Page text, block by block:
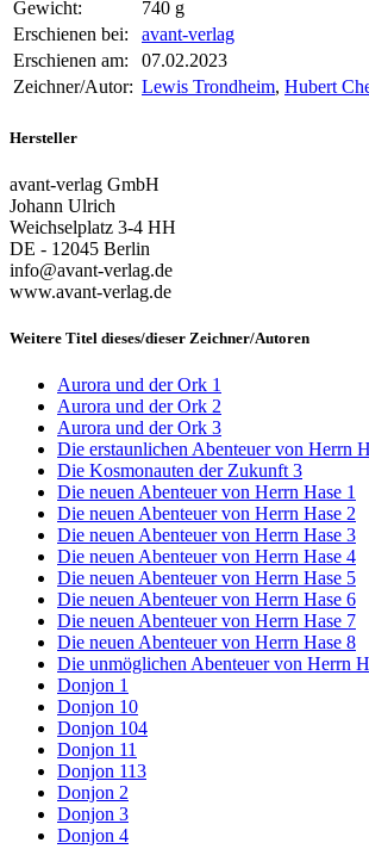
Gewicht:
740 g
Erschienen bei:
avant-verlag
Erschienen am:
07.02.2023
Zeichner/Autor: Lewis Trondheim, Hubert
Hersteller
avant-verlag GmbH
Johann Ulrich
Weichselplatz 3-4 HH
DE - 12045 Berlin
info@avant-verlag.de
www.avant-verlag.de
Weitere Titel dieses/dieser Zeichner/Autoren
Aurora und der Ork 1
Aurora und der Ork 2
Aurora und der Ork 3
Die erstaunlichen Abenteuer von Herrn
Die Kosmonauten der Zukunft 3
Die neuen Abenteuer von Herrn Hase 1
Die neuen Abenteuer von Herrn Hase 2
Die neuen Abenteuer von Herrn Hase 3
Die neuen Abenteuer von Herrn Hase 4
Die neuen Abenteuer von Herrn Hase 5
Die neuen Abenteuer von Herrn Hase 6
Die neuen Abenteuer von Herrn Hase 7
Die neuen Abenteuer von Herrn Hase 8
Die unmöglichen Abenteuer von Herrn
Donjon 1
Donjon 10
Donjon 104
Donjon 11
Donjon 113
Donjon 2
Donjon 3
Donjon 4